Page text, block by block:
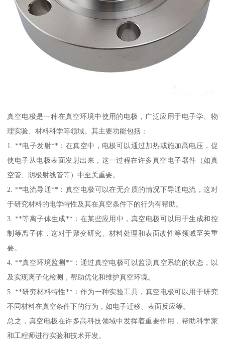
真空电极是一种在真空环境中使用的电极，广泛应用于电子学、物
理实验、材料科学等领域。其主要功能包括：
1. **电子发射**：在真空中，电极可以通过加热或施加高电压，促
使电子从电极表面发射出来，这一过程在许多真空电子器件（如真
空管、阴极射线管等）中至关重要。
2. **电流导通**：真空电极可以在无介质的情况下导通电流，这对
于研究材料的电学特性及其在真空条件下的行为有帮助。
3. **等离子体生成**：在某些应用中，真空电极可以用于生成和控
制等离子体，这对于聚变研究、材料处理和表面改性等领域至关重
要。
4. **真空环境监测**：通过真空电极可以监测真空系统的状态，以
及实现离子化检测，帮助优化和维护真空环境。
5. **研究材料特性**：作为一种实验工具，真空电极可以用于研究
不同材料在真空条件下的行为，如电子迁移、表面反应等。
总之，真空电极在许多高科技领域中发挥着重要作用，帮助科学家
和工程师进行实验和技术开发。